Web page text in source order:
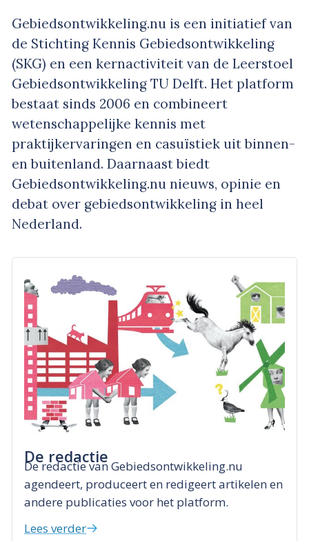
Gebiedsontwikkeling.nu is een initiatief van
de Stichting Kennis Gebiedsontwikkeling
(SKG) en een kernactiviteit van de Leerstoel
Gebiedsontwikkeling TU Delft. Het platform
bestaat sinds 2006 en combineert
wetenschappelijke kennis met
praktijkervaringen en casuïstiek uit binnen-
en buitenland. Daarnaast biedt
Gebiedsontwikkeling.nu nieuws, opinie en
debat over gebiedsontwikkeling in heel
Nederland.
De redactie
De redactie van Gebiedsontwikkeling.nu
agendeert, produceert en redigeert artikelen en
andere publicaties voor het platform.
Lees verder